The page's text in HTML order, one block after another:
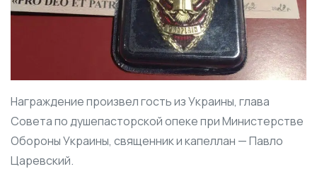
Награждение произвел гость из Украины, глава
Совета по душепасторской опеке при Министерстве
Обороны Украины, священник и капеллан — Павло
Царевский.